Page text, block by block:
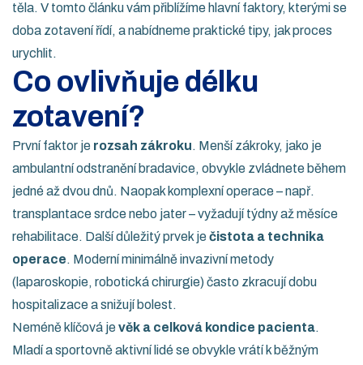
těla. V tomto článku vám přiblížíme hlavní faktory, kterými se
doba zotavení řídí, a nabídneme praktické tipy, jak proces
urychlit.
Co ovlivňuje délku
zotavení?
První faktor je rozsah zákroku. Menší zákroky, jako je
ambulantní odstranění bradavice, obvykle zvládnete během
jedné až dvou dnů. Naopak komplexní operace – např.
transplantace srdce nebo jater – vyžadují týdny až měsíce
rehabilitace. Další důležitý prvek ječistota a technika
operace. Moderní minimálně invazivní metody
(laparoskopie, robotická chirurgie) často zkracují dobu
hospitalizace a snižují bolest.
Neméně klíčová jevěk a celková kondice pacienta.
Mladí a sportovně aktivní lidé se obvykle vrátí k běžným